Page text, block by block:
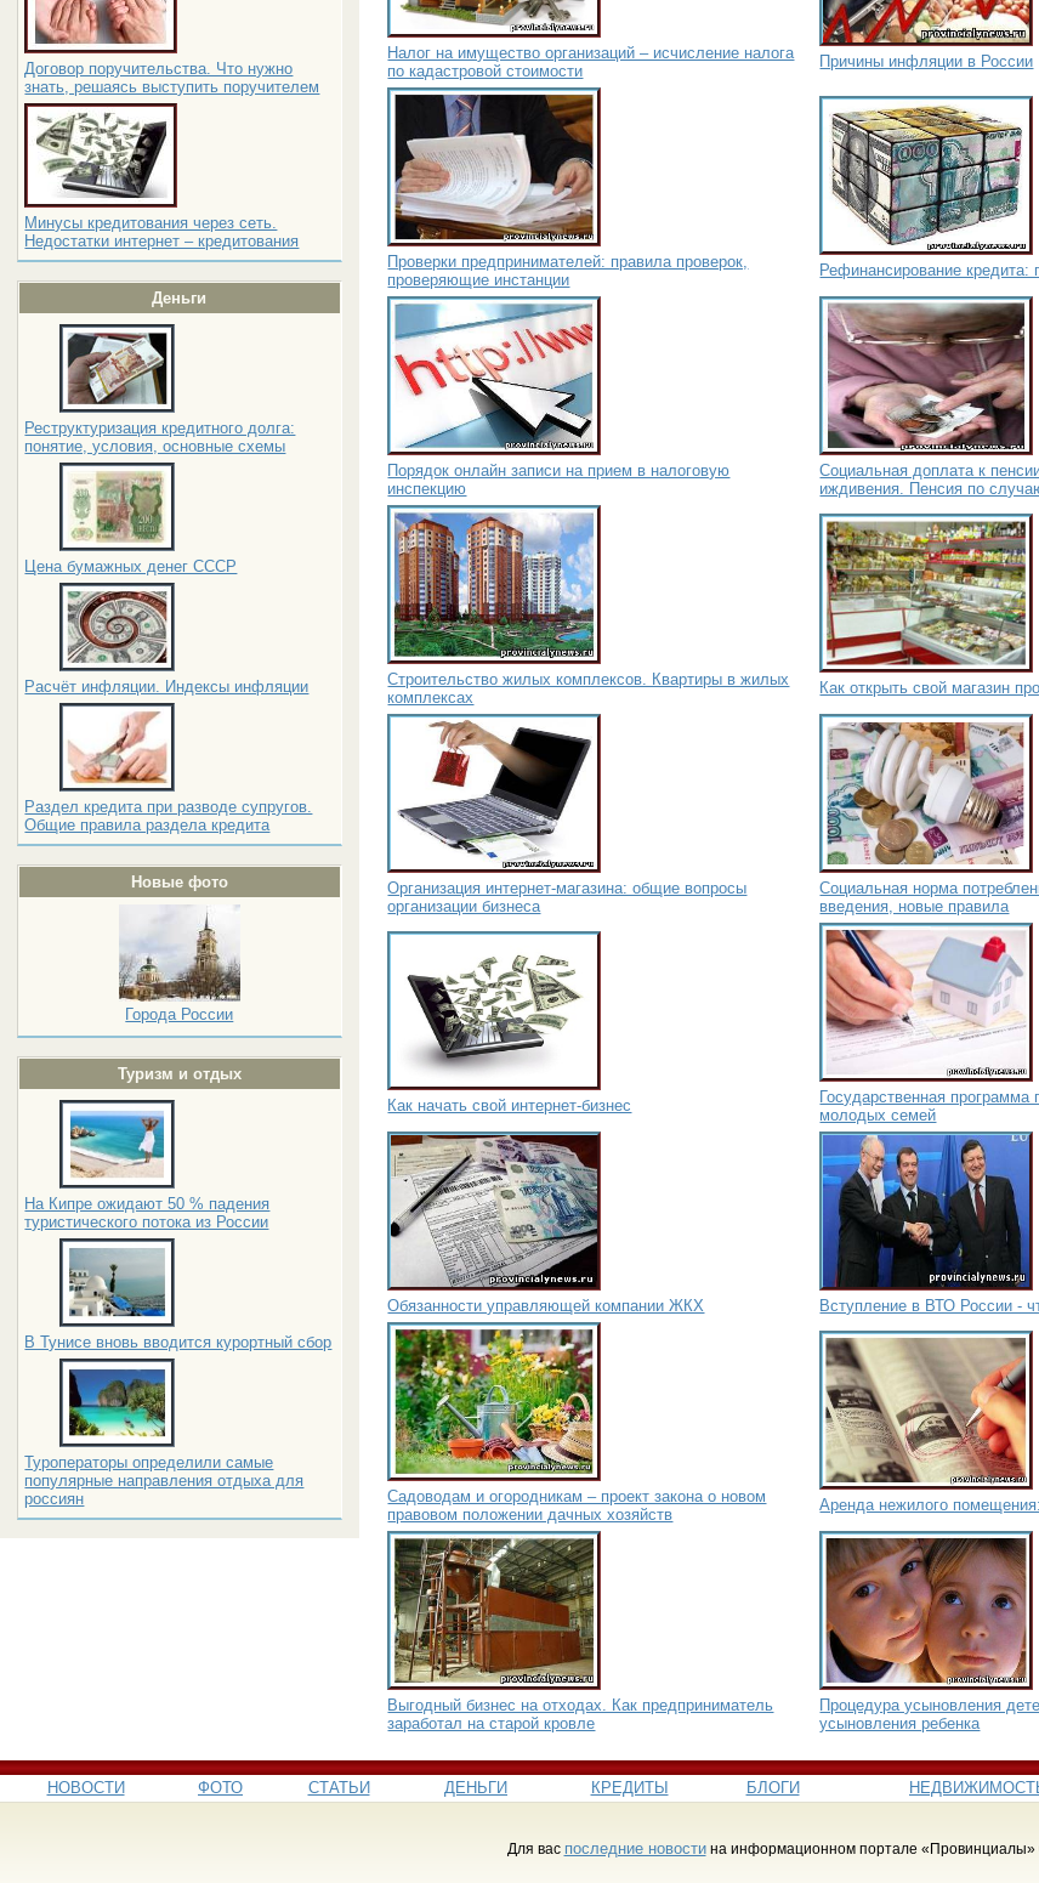
Договор поручительства. Что нужно
знать, решаясь выступить поручителем
Минусы кредитования через сеть.
Недостатки интернет – кредитования
Деньги
Реструктуризация кредитного долга:
понятие, условия, основные схемы
Цена бумажных денег СССР
Расчёт инфляции. Индексы инфляции
Раздел кредита при разводе супругов.
Общие правила раздела кредита
Новые фото
Города России
Туризм и отдых
На Кипре ожидают 50 % падения
туристического потока из России
В Тунисе вновь вводится курортный сбор
Туроператоры определили самые
популярные направления отдыха для
россиян
Налог на имущество организаций – исчисление налога
по кадастровой стоимости
Причины инфляции в России
Проверки предпринимателей: правила проверок,
проверяющие инстанции
Рефинансирование кредита:
Порядок онлайн записи на прием в налоговую
инспекцию
Социальная доплата к
иждивения. Пенсия по
Строительство жилых комплексов. Квартиры в жилых
комплексах
Как открыть свой магазин
Организация интернет-магазина: общие вопросы
организации бизнеса
Социальная норма
введения, новые правила
Как начать свой интернет-бизнес
Государственная
молодых семей
Обязанности управляющей компании ЖКХ Вступление в ВТО России -
Садоводам и огородникам – проект закона о новом
правовом положении дачных хозяйств
Аренда нежилого
Выгодный бизнес на отходах. Как предприниматель
заработал на старой кровле
Процедура усыновления
усыновления ребенка
НОВОСТИ ФОТО СТАТЬИ ДЕНЬГИ КРЕДИТЫ БЛОГИ
Для вас последние новостина информационном портале «Провинциалы»